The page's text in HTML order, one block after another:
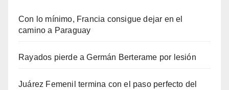
Con lo mínimo, Francia consigue dejar en el
camino a Paraguay
Rayados pierde a Germán Berterame por lesión
Juárez Femenil termina con el paso perfecto del